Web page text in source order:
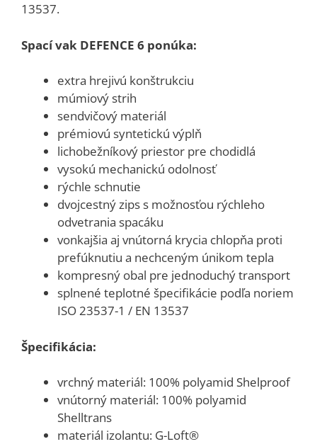
13537.
Spací vak DEFENCE 6 ponúka:
extra hrejivú konštrukciu
múmiový strih
sendvičový materiál
prémiovú syntetickú výplň
lichobežníkový priestor pre chodidlá
vysokú mechanickú odolnosť
rýchle schnutie
dvojcestný zips s možnosťou rýchleho
odvetrania spacáku
vonkajšia aj vnútorná krycia chlopňa proti
prefúknutiu a nechceným únikom tepla
kompresný obal pre jednoduchý transport
splnené teplotné špecifikácie podľa noriem
ISO 23537-1 / EN 13537
Špecifikácia:
vrchný materiál: 100% polyamid Shelproof
vnútorný materiál: 100% polyamid
Shelltrans
materiál izolantu: G-Loft®